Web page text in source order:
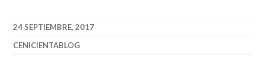
24 SEPTIEMBRE, 2017
CENICIENTABLOG